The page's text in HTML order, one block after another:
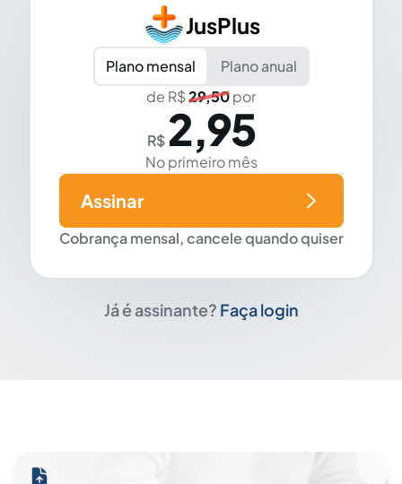
JusPlus
Plano mensal
Plano anual
de R$29,50por
R$ 2,95
No primeiro mês
Cobrança mensal, cancele quando quiser
Assinar
Já é assinante? Faça login